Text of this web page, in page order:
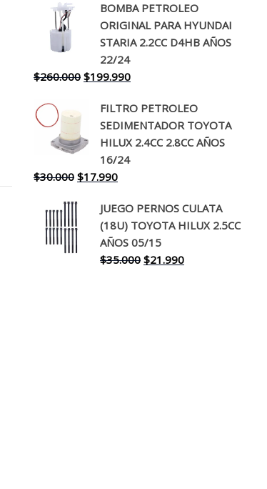
original
era:
$650.000.
actual
es:
$519.990.
BOMBA PETROLEO
ORIGINAL PARA HYUNDAI
STARIA 2.2CC D4HB AÑOS
22/24
$260.000 El
original
era:
$260.000.
$199.990El
actual
es:
$199.990.
FILTRO PETROLEO
SEDIMENTADOR TOYOTA
HILUX 2.4CC 2.8CC AÑOS
16/24
$30.000 El
original
era:
$30.000.
$17.990El
actual
es:
$17.990.
JUEGO PERNOS CULATA
(18U) TOYOTA HILUX 2.5CC
AÑOS 05/15
$35.000 El
$21.990El